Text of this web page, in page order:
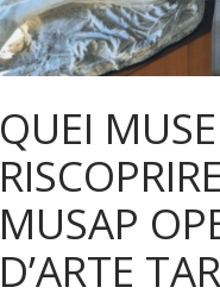
QUEI
MUSAP
D’ARTE